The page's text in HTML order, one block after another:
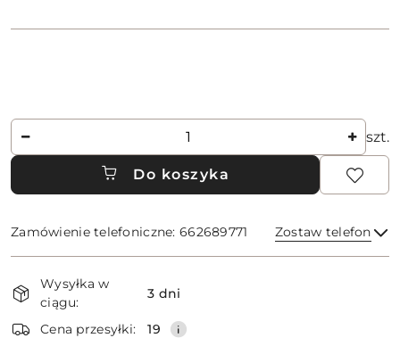
Ilość szt.
Do koszyka
Zamówienie telefoniczne: 662689771 Zostaw telefon
i
dostawa
Wysyłka w
ciągu:
3 dni
Cena przesyłki: 19